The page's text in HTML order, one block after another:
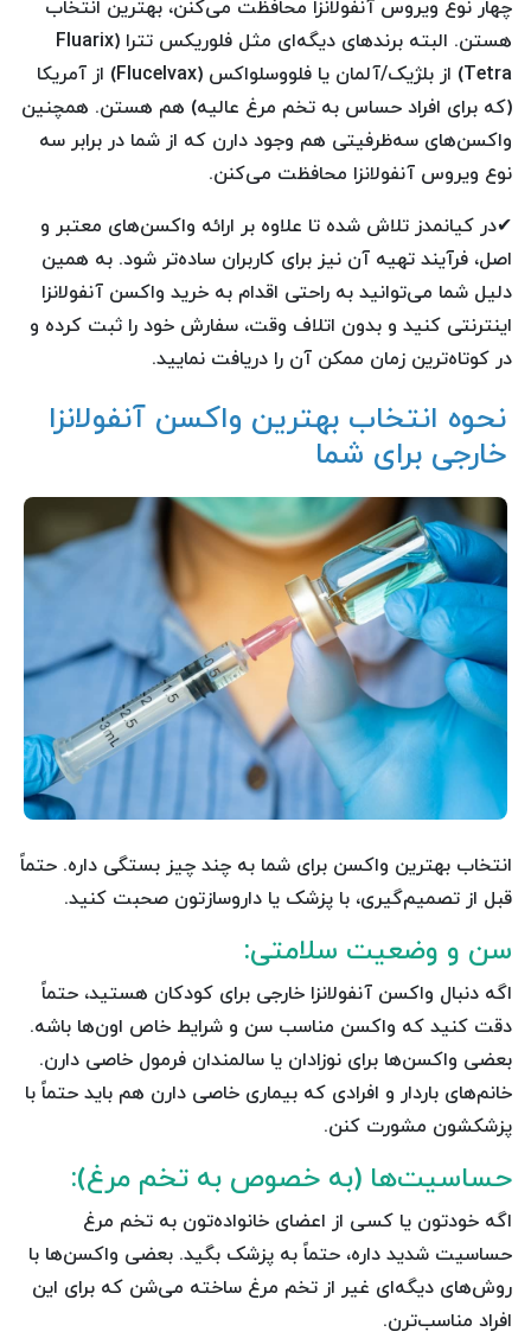
چهار نوع ویروس آنفولانزا محافظت می‌کنن، بهترین انتخاب
هستن. البته برندهای دیگه‌ای مثل فلوریکس تترا (Fluarix
Tetra) از بلژیک/آلمان یا فلووسلواکس (Flucelvax) از آمریکا
(که برای افراد حساس به تخم مرغ عالیه) هم هستن. همچنین
واکسن‌های سه‌ظرفیتی هم وجود دارن که از شما در برابر سه
نوع ویروس آنفولانزا محافظت می‌کنن.
✔در کیانمدز تلاش شده تا علاوه بر ارائه واکسن‌های معتبر و
اصل، فرآیند تهیه آن نیز برای کاربران ساده‌تر شود. به همین
دلیل شما می‌توانید به راحتی اقدام به خرید واکسن آنفولانزا
اینترنتی کنید و بدون اتلاف وقت، سفارش خود را ثبت کرده و
در کوتاه‌ترین زمان ممکن آن را دریافت نمایید.
نحوه انتخاب بهترین واکسن آنفولانزا
خارجی برای شما
انتخاب بهترین واکسن برای شما به چند چیز بستگی داره. حتماً
قبل از تصمیم‌گیری، با پزشک یا داروسازتون صحبت کنید.
سن و وضعیت سلامتی:
اگه دنبال واکسن آنفولانزا خارجی برای کودکان هستید، حتماً
دقت کنید که واکسن مناسب سن و شرایط خاص اون‌ها باشه.
بعضی واکسن‌ها برای نوزادان یا سالمندان فرمول خاصی دارن.
خانم‌های باردار و افرادی که بیماری خاصی دارن هم باید حتماً با
پزشکشون مشورت کنن.
حساسیت‌ها (به خصوص به تخم مرغ):
اگه خودتون یا کسی از اعضای خانواده‌تون به تخم مرغ
حساسیت شدید داره، حتماً به پزشک بگید. بعضی واکسن‌ها با
روش‌های دیگه‌ای غیر از تخم مرغ ساخته می‌شن که برای این
افراد مناسب‌ترن.